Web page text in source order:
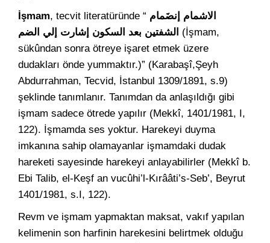
İşmam, tecvit literatüründe “ الاشمام إنضَمام
الشفتين بعد السكون إشارت إلي الضم (İşmam,
sükûndan sonra ötreye işaret etmek üzere
dudakları önde yummaktır.)” (Karabaşî,Şeyh
Abdurrahman, Tecvid, İstanbul 1309/1891, s.9)
şeklinde tanımlanır. Tanımdan da anlaşıldığı gibi
işmam sadece ötrede yapılır (Mekkî, 1401/1981, I,
122). İşmamda ses yoktur. Harekeyi duyma
imkanına sahip olamayanlar işmamdaki dudak
hareketi sayesinde harekeyi anlayabilirler (Mekkî b.
Ebi Talib, el-Keşf an vucûhi’l-Kırââti’s-Seb’, Beyrut
1401/1981, s.I, 122).
Revm ve işmam yapmaktan maksat, vakıf yapılan
kelimenin son harfinin harekesini belirtmek olduğu